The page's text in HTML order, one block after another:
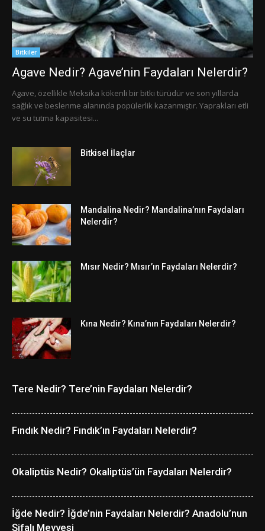
Bitkiler
Agave Nedir? Agave’nin Faydaları Nelerdir?
Agave, özellikle Meksika kökenli bir bitki türüdür ve son yıllarda
sağlık ve beslenme alanında popülerlik kazanmıştır. Yaprakları etli
ve su tutma kapasitesi...
Bitkisel İlaçlar
Mandalina Nedir? Mandalina’nın Faydaları
Nelerdir?
Mısır Nedir? Mısır’ın Faydaları Nelerdir?
Kına Nedir? Kına’nın Faydaları Nelerdir?
Tere Nedir? Tere’nin Faydaları Nelerdir?
Fındık Nedir? Fındık’ın Faydaları Nelerdir?
Okaliptüs Nedir? Okaliptüs’ün Faydaları Nelerdir?
İğde Nedir? İğde’nin Faydaları Nelerdir? Anadolu’nun
Şifalı Meyvesi